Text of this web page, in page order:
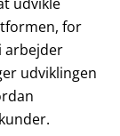
for
arbejder
udviklingen